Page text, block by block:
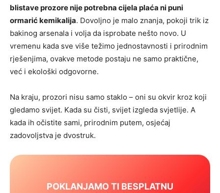
blistave prozore nije potrebna cijela plaća ni puni
ormarić kemikalija. Dovoljno je malo znanja, pokoji trik iz
bakinog arsenala i volja da isprobate nešto novo. U
vremenu kada sve više težimo jednostavnosti i prirodnim
rješenjima, ovakve metode postaju ne samo praktične,
već i ekološki odgovorne.
Na kraju, prozori nisu samo staklo – oni su okvir kroz koji
gledamo svijet. Kada su čisti, svijet izgleda svjetlije. A
kada ih očistite sami, prirodnim putem, osjećaj
zadovoljstva je dvostruk.
POKLANJAMO TI BESPLATNU